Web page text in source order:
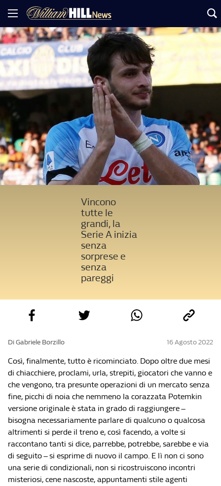
Vincono
tutte le
grandi, la
Serie A inizia
senza
sorprese e
senza
pareggi
Di Gabriele Borzillo 16 Agosto 2022
Così, finalmente, tutto è ricominciato. Dopo oltre due mesi
di chiacchiere, proclami, urla, strepiti, giocatori che vanno e
che vengono, tra presunte operazioni di un mercato senza
fine, picchi di noia che nemmeno la corazzata Potemkin
versione originale è stata in grado di raggiungere –
bisogna necessariamente parlare di qualcuno o qualcosa
altrimenti si perde il treno e, così facendo, a volte si
raccontano tanti si dice, parrebbe, potrebbe, sarebbe e via
di seguito – si esprime di nuovo il campo. E lì non ci sono
una serie di condizionali, non si ricostruiscono incontri
misteriosi, cene nascoste, appuntamenti stile agenti